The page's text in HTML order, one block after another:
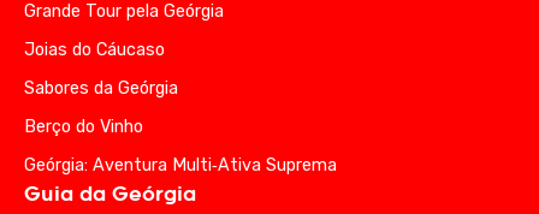
Grande Tour pela Geórgia
Joias do Cáucaso
Sabores da Geórgia
Berço do Vinho
Geórgia: Aventura Multi‑Ativa Suprema
Guia da Geórgia